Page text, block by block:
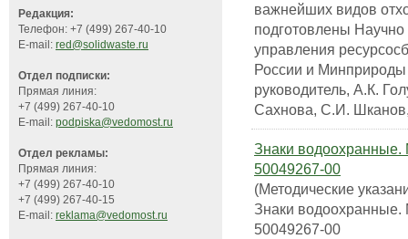
Редакция:
Телефон: +7 (499) 267-40-10
E-mail: red@solidwaste.ru
Отдел подписки:
Прямая линия:
+7 (499) 267-40-10
E-mail: podpiska@vedomost.ru
Отдел рекламы:
Прямая линия:
+7 (499) 267-40-10
+7 (499) 267-40-15
E-mail: reklama@vedomost.ru
важнейших видов
подготовлены
управления
России и
руководитель, А.К.
Сахнова, С.И.
Знаки водоохранные.
50049267-00
(Методические
Знаки водоохранные.
50049267-00